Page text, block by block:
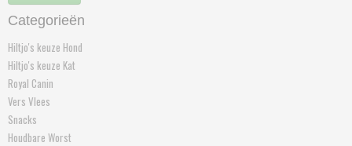
Categorieën
Hiltjo's keuze Hond
Hiltjo's keuze Kat
Royal Canin
Vers Vlees
Snacks
Houdbare Worst